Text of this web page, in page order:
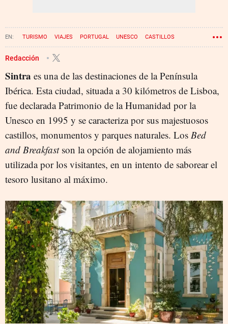
TURISMO VIAJES PORTUGAL UNESCO CASTILLOS
Redacción
Sintra es una de las destinaciones de la Península
Ibérica. Esta ciudad, situada a 30 kilómetros de Lisboa,
fue declarada Patrimonio de la Humanidad por la
Unesco en 1995 y se caracteriza por sus majestuosos
castillos, monumentos y parques naturales. Los Bed
and Breakfastson la opción de alojamiento más
utilizada por los visitantes, en un intento de saborear el
tesoro lusitano al máximo.